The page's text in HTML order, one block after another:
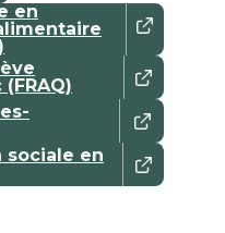
en
sociale en